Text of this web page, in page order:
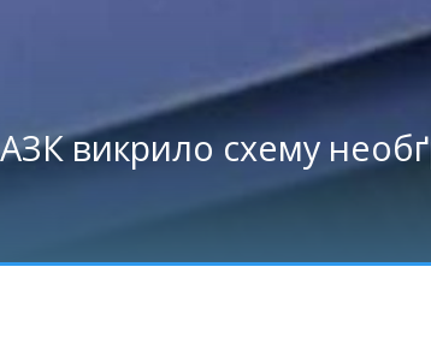
викрило схему